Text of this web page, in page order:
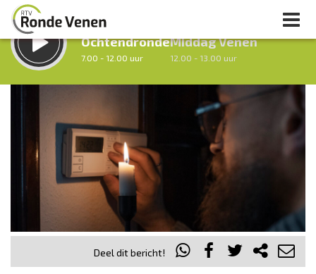
LUISTER LIVE:
Ochtendronde
7.00 - 12.00 uur
Middag Venen
12.00 - 13.00 uur
uur 1 van 0 Volgend uur
Inklappen
Deel dit bericht!